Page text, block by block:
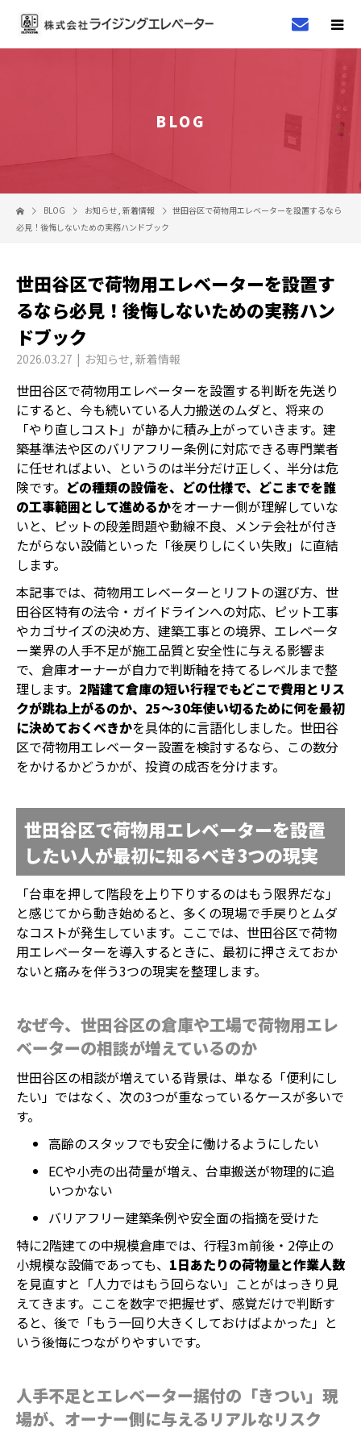
BLOG
BLOG お知らせ, 新着情報
世田谷区で荷物用エレベーターを設置するなら
必見！後悔しないための実務ハンドブック
世田谷区で荷物用エレベーターを設置す
るなら必見！後悔しないための実務ハン
ドブック
2026.03.27 お知らせ, 新着情報
世田谷区で荷物用エレベーターを設置する判断を先送り
にすると、今も続いている人力搬送のムダと、将来の
「やり直しコスト」が静かに積み上がっていきます。建
築基準法や区のバリアフリー条例に対応できる専門業者
に任せればよい、というのは半分だけ正しく、半分は危
険です。 どの種類の設備を、どの仕様で、どこまでを誰
の工事範囲として進めるかをオーナー側が理解していな
いと、ピットの段差問題や動線不良、メンテ会社が付き
たがらない設備といった「後戻りしにくい失敗」に直結
します。
本記事では、荷物用エレベーターとリフトの選び方、世
田谷区特有の法令・ガイドラインへの対応、ピット工事
やカゴサイズの決め方、建築工事との境界、エレベータ
ー業界の人手不足が施工品質と安全性に与える影響ま
で、倉庫オーナーが自力で判断軸を持てるレベルまで整
理します。 2階建て倉庫の短い行程でもどこで費用とリス
クが跳ね上がるのか、25〜30年使い切るために何を最初
に決めておくべきかを具体的に言語化しました。世田谷
区で荷物用エレベーター設置を検討するなら、この数分
をかけるかどうかが、投資の成否を分けます。
世田谷区で荷物用エレベーターを設置
したい人が最初に知るべき3つの現実
「台車を押して階段を上り下りするのはもう限界だな」
と感じてから動き始めると、多くの現場で手戻りとムダ
なコストが発生しています。ここでは、世田谷区で荷物
用エレベーターを導入するときに、最初に押さえておか
ないと痛みを伴う3つの現実を整理します。
なぜ今、世田谷区の倉庫や工場で荷物用エレ
ベーターの相談が増えているのか
世田谷区の相談が増えている背景は、単なる「便利にし
たい」ではなく、次の3つが重なっているケースが多いで
す。
高齢のスタッフでも安全に働けるようにしたい
ECや小売の出荷量が増え、台車搬送が物理的に追
いつかない
バリアフリー建築条例や安全面の指摘を受けた
特に2階建ての中規模倉庫では、行程3m前後・2停止の
小規模な設備であっても、 1日あたりの荷物量と作業人数
を見直すと「人力ではもう回らない」ことがはっきり見
えてきます。ここを数字で把握せず、感覚だけで判断す
ると、後で「もう一回り大きくしておけばよかった」と
いう後悔につながりやすいです。
人手不足とエレベーター据付の「きつい」現
場が、オーナー側に与えるリアルなリスク